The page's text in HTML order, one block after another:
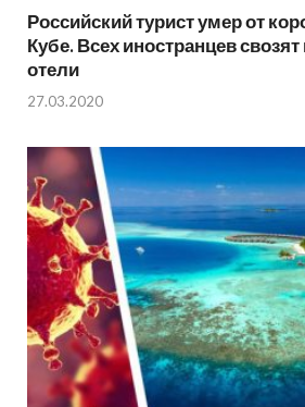
Российский турист умер от
Кубе. Всех иностранцев
отели
27.03.2020